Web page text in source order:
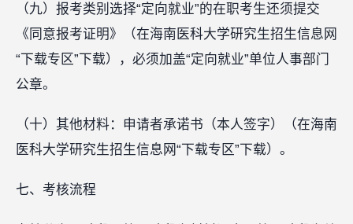
（九）报考类别选择“定向就业”的在职考生还须提交
《同意报考证明》（在海南医科大学研究生招生信息网
“下载专区”下载），必须加盖“定向就业”单位人事部门
公章。
（十）其他材料：申请者承诺书（本人签字）（在海南
医科大学研究生招生信息网“下载专区”下载）。
七、考核流程